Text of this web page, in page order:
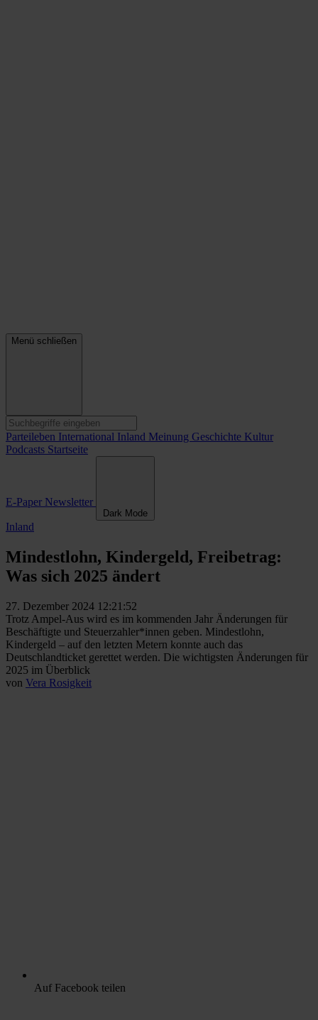
Menü schließen
Parteileben International Inland Meinung Geschichte Kultur
Podcasts Startseite
E-Paper Newsletter
Dark Mode
Inland
Mindestlohn, Kindergeld, Freibetrag:
Was sich 2025 ändert
27. Dezember 2024 12:21:52
Trotz Ampel-Aus wird es im kommenden Jahr Änderungen für
Beschäftigte und Steuerzahler*innen geben. Mindestlohn,
Kindergeld – auf den letzten Metern konnte auch das
Deutschlandticket gerettet werden. Die wichtigsten Änderungen für
2025 im Überblick
von Vera Rosigkeit
Auf Facebook teilen